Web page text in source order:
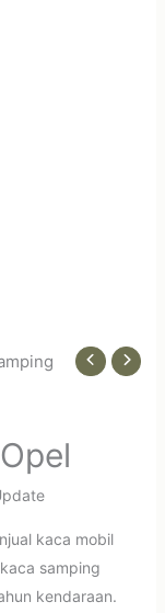
kaca mobil
samping
kendaraan.